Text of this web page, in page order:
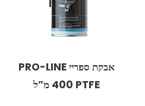
אבקת ספריי PRO-LINE
PTFE ‏400 מ”ל